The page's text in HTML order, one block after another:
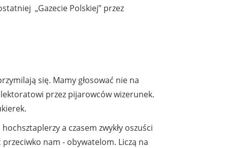
„Gazecie Polskiej” przez
się. Mamy głosować nie na
przez pijarowców wizerunek.
a czasem zwykły oszuści
nam - obywatelom. Liczą na